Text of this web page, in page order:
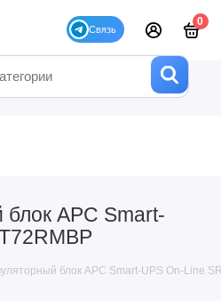
0
APC Smart-
блок APC Smart-UPS On-Line